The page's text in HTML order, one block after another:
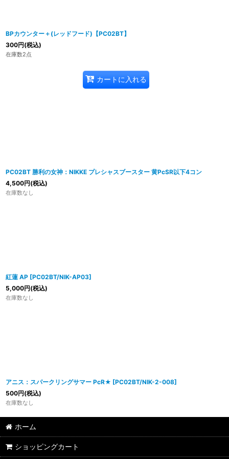
BPカウンター＋(レッドフード)【PC02BT】
300円(税込)
在庫数2点
カートに入れる
PC02BT 勝利の女神：NIKKE プレシャスブースター 黄PcSR以下4コン
4,500円(税込)
在庫数なし
紅蓮 AP [PC02BT/NIK-AP03]
5,000円(税込)
在庫数なし
アニス：スパークリングサマー PcR★ [PC02BT/NIK-2-008]
500円(税込)
在庫数なし
ホーム
ショッピングカート